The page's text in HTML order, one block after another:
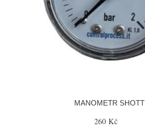
MANOMETR SHOTT
260 Kč